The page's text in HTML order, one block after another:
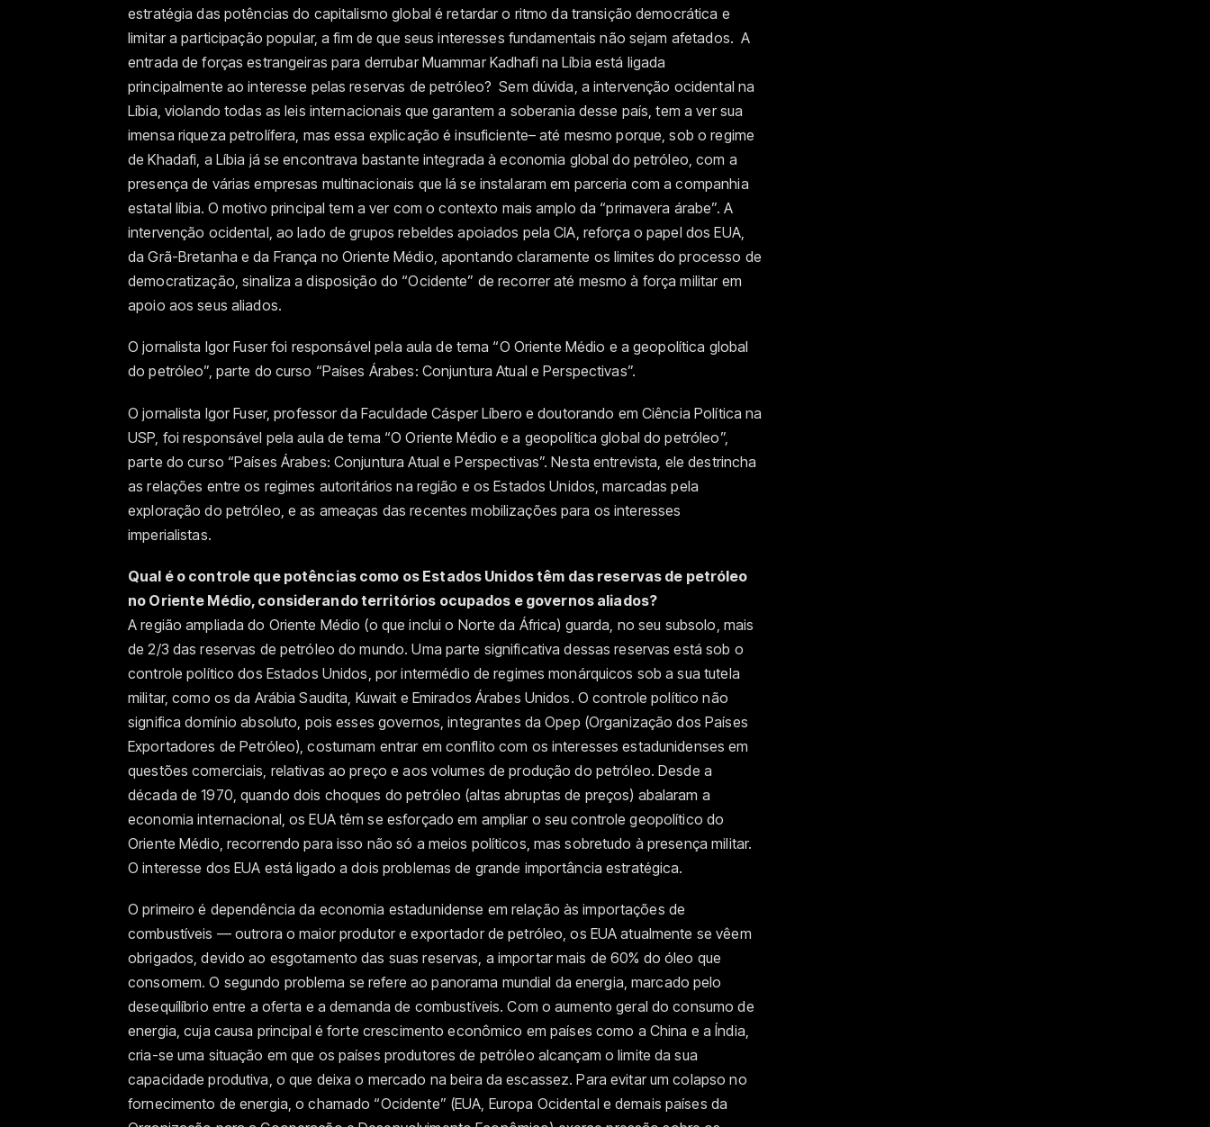
estratégia das potências do capitalismo global é retardar o ritmo da transição democrática e
limitar a participação popular, a fim de que seus interesses fundamentais não sejam afetados. A
entrada de forças estrangeiras para derrubar Muammar Kadhafi na Líbia está ligada
principalmente ao interesse pelas reservas de petróleo? Sem dúvida, a intervenção ocidental na
Líbia, violando todas as leis internacionais que garantem a soberania desse país, tem a ver sua
imensa riqueza petrolífera, mas essa explicação é insuficiente– até mesmo porque, sob o regime
de Khadafi, a Líbia já se encontrava bastante integrada à economia global do petróleo, com a
presença de várias empresas multinacionais que lá se instalaram em parceria com a companhia
estatal líbia. O motivo principal tem a ver com o contexto mais amplo da “primavera árabe”. A
intervenção ocidental, ao lado de grupos rebeldes apoiados pela CIA, reforça o papel dos EUA,
da Grã-Bretanha e da França no Oriente Médio, apontando claramente os limites do processo de
democratização, sinaliza a disposição do “Ocidente” de recorrer até mesmo à força militar em
apoio aos seus aliados.
O jornalista Igor Fuser foi responsável pela aula de tema “O Oriente Médio e a geopolítica global
do petróleo”, parte do curso “Países Árabes: Conjuntura Atual e Perspectivas”.
O jornalista Igor Fuser, professor da Faculdade Cásper Líbero e doutorando em Ciência Política na
USP, foi responsável pela aula de tema “O Oriente Médio e a geopolítica global do petróleo”,
parte do curso “Países Árabes: Conjuntura Atual e Perspectivas”. Nesta entrevista, ele destrincha
as relações entre os regimes autoritários na região e os Estados Unidos, marcadas pela
exploração do petróleo, e as ameaças das recentes mobilizações para os interesses
imperialistas.
Qual é o controle que potências como os Estados Unidos têm das reservas de petróleo
no Oriente Médio, considerando territórios ocupados e governos aliados?
A região ampliada do Oriente Médio (o que inclui o Norte da África) guarda, no seu subsolo, mais
de 2/3 das reservas de petróleo do mundo. Uma parte significativa dessas reservas está sob o
controle político dos Estados Unidos, por intermédio de regimes monárquicos sob a sua tutela
militar, como os da Arábia Saudita, Kuwait e Emirados Árabes Unidos. O controle político não
significa domínio absoluto, pois esses governos, integrantes da Opep (Organização dos Países
Exportadores de Petróleo), costumam entrar em conflito com os interesses estadunidenses em
questões comerciais, relativas ao preço e aos volumes de produção do petróleo. Desde a
década de 1970, quando dois choques do petróleo (altas abruptas de preços) abalaram a
economia internacional, os EUA têm se esforçado em ampliar o seu controle geopolítico do
Oriente Médio, recorrendo para isso não só a meios políticos, mas sobretudo à presença militar.
O interesse dos EUA está ligado a dois problemas de grande importância estratégica.
O primeiro é dependência da economia estadunidense em relação às importações de
combustíveis — outrora o maior produtor e exportador de petróleo, os EUA atualmente se vêem
obrigados, devido ao esgotamento das suas reservas, a importar mais de 60% do óleo que
consomem. O segundo problema se refere ao panorama mundial da energia, marcado pelo
desequílíbrio entre a oferta e a demanda de combustíveis. Com o aumento geral do consumo de
energia, cuja causa principal é forte crescimento econômico em países como a China e a Índia,
cria-se uma situação em que os países produtores de petróleo alcançam o limite da sua
capacidade produtiva, o que deixa o mercado na beira da escassez. Para evitar um colapso no
fornecimento de energia, o chamado “Ocidente” (EUA, Europa Ocidental e demais países da